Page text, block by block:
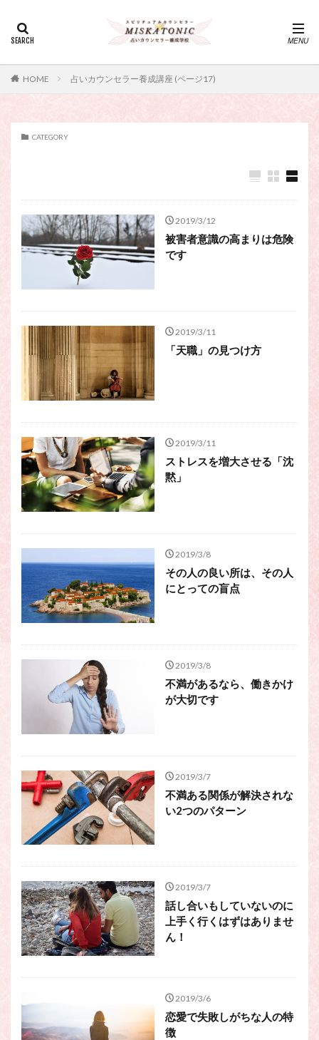
HOME 占いカウンセラー養成講座 (ページ17)
CATEGORY
2019/3/12
被害者意識の高まりは危険
です
2019/3/11
「天職」の見つけ方
2019/3/11
ストレスを増大させる「沈
黙」
2019/3/8
その人の良い所は、その人
にとっての盲点
2019/3/8
不満があるなら、働きかけ
が大切です
2019/3/7
不満ある関係が解決されな
い2つのパターン
2019/3/7
話し合いもしていないのに
上手く行くはずはありませ
ん！
2019/3/6
恋愛で失敗しがちな人の特
徴
ー、占い師、占い師になりたい、占い講座
神さまとのおしゃべり
占い師 開運
電話占い
電話占い師
電話占い師養成講座
願いが叶うおまじない
願いが叶う祈り方
占い師になりたい
占いセラピー
スピリチュアル・セラピー
スピリチュアル・カウンセラーになりたい
スピリチュアル・カウンセリング
スピリチュアル・セッション
スピリチュアル、スピリチュアル・カウンセラー、スピリチュ
アル・カウンセラーになりたい、スピリチュアル・カウンセリ
カウンセラー、占いカウンセリング、占いセラピー、占い師、
占い師になりたい、占い講座
占いカウンセリング
スピリチュアルカウンセラー
スピリチュアル講座
パワースポット
願いごと
検索